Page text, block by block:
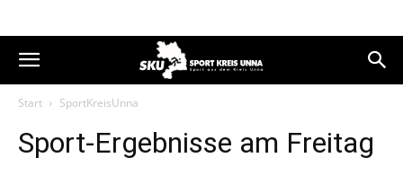
Start SportKreisUnna
Sport-Ergebnisse am Freitag